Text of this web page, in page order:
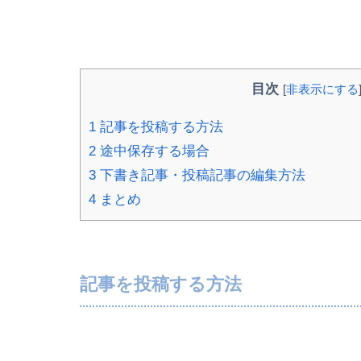
目次 [非表示にする]
1 記事を投稿する方法
2 途中保存する場合
3 下書き記事・投稿記事の編集方法
4 まとめ
記事を投稿する方法